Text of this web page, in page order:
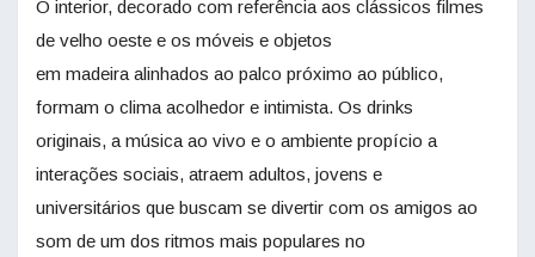
O interior, decorado com referência aos clássicos filmes
de velho oeste e os móveis e objetos
em madeira alinhados ao palco próximo ao público,
formam o clima acolhedor e intimista. Os drinks
originais, a música ao vivo e o ambiente propício a
interações sociais, atraem adultos, jovens e
universitários que buscam se divertir com os amigos ao
som de um dos ritmos mais populares no